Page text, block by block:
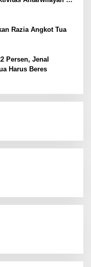
Razia Angkot Tua
Persen, Jenal
Harus Beres